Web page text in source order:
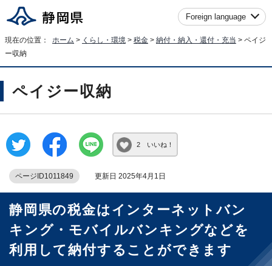
Foreign language
現在の位置： ホーム > くらし・環境 > 税金 > 納付・納入・還付・充当 > ペイジ
ー収納
ペイジー収納
2 いいね！
ページID1011849 更新日 2025年4月1日
静岡県の税金はインターネットバン
キング・モバイルバンキングなどを
利用して納付することができます